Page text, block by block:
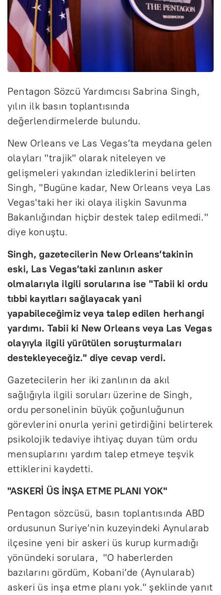
Pentagon Sözcü Yardımcısı Sabrina Singh,
yılın ilk basın toplantısında
değerlendirmelerde bulundu.
New Orleans ve Las Vegas’ta meydana gelen
olayları "trajik" olarak niteleyen ve
gelişmeleri yakından izlediklerini belirten
Singh, "Bugüne kadar, New Orleans veya Las
Vegas'taki her iki olaya ilişkin Savunma
Bakanlığından hiçbir destek talep edilmedi."
diye konuştu.
Singh, gazetecilerin New Orleans’takinin
eski, Las Vegas’taki zanlının asker
olmalarıyla ilgili sorularına ise "Tabii ki ordu
tıbbi kayıtları sağlayacak yani
yapabileceğimiz veya talep edilen herhangi
yardımı. Tabii ki New Orleans veya Las Vegas
olayıyla ilgili yürütülen soruşturmaları
destekleyeceğiz." diye cevap verdi.
Gazetecilerin her iki zanlının da akıl
sağlığıyla ilgili soruları üzerine de Singh,
ordu personelinin büyük çoğunluğunun
görevlerini onurla yerini getirdiğini belirterek
psikolojik tedaviye ihtiyaç duyan tüm ordu
mensuplarını yardım talep etmeye teşvik
ettiklerini kaydetti.
"ASKERİ ÜS İNŞA ETME PLANI YOK"
Pentagon sözcüsü, basın toplantısında ABD
ordusunun Suriye’nin kuzeyindeki Aynularab
ilçesine yeni bir askeri üs kurup kurmadığı
yönündeki sorulara, "O haberlerden
bazılarını gördüm, Kobani’de (Aynularab)
askeri üs inşa etme planı yok." şeklinde yanıt